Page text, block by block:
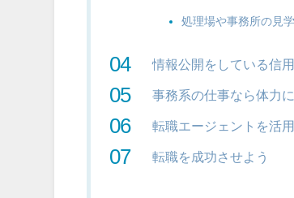
処理場や事務所の見
情報公開をしている信
事務系の仕事なら体力
転職エージェントを活
転職を成功させよう